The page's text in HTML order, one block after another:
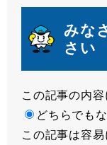
みな
さい
満
足
度
この記事の内
どちらでも
容
この記事は容